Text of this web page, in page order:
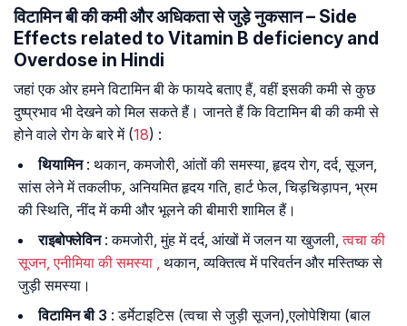
विटामिन बी की कमी और अधिकता से जुड़े नुकसान – Side
Effects related to Vitamin B deficiency and
Overdose in Hindi
जहां एक ओर हमने विटामिन बी के फायदे बताए हैं, वहीं इसकी कमी से कुछ
दुष्प्रभाव भी देखने को मिल सकते हैं। जानते हैं कि विटामिन बी की कमी से
होने वाले रोग के बारे में (18) :
थियामिन: थकान, कमजोरी, आंतों की समस्या, हृदय रोग, दर्द, सूजन,
सांस लेने में तकलीफ, अनियमित हृदय गति, हार्ट फेल, चिड़चिड़ापन, भ्रम
की स्थिति, नींद में कमी और भूलने की बीमारी शामिल हैं।
राइबोफ्लेविन: कमजोरी, मुंह में दर्द, आंखों में जलन या खुजली, त्वचा की
सूजन, एनीमिया की समस्या , थकान, व्यक्तित्व में परिवर्तन और मस्तिष्क से
जुड़ी समस्या।
विटामिन बी 3 : डर्मेटाइटिस (त्वचा से जुड़ी सूजन),एलोपेशिया (बाल